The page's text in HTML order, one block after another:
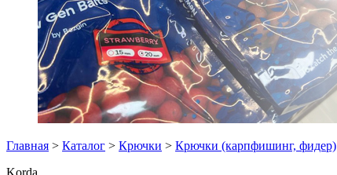
Главная > Каталог > Крючки > Крючки (карпфишинг, фидер)
Korda